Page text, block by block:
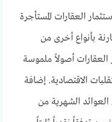
العقارات المستأجرة
بأنواع أخرى من
العقارات أصولاً ملموسة
الاقتصادية. إضافة
الشهرية من